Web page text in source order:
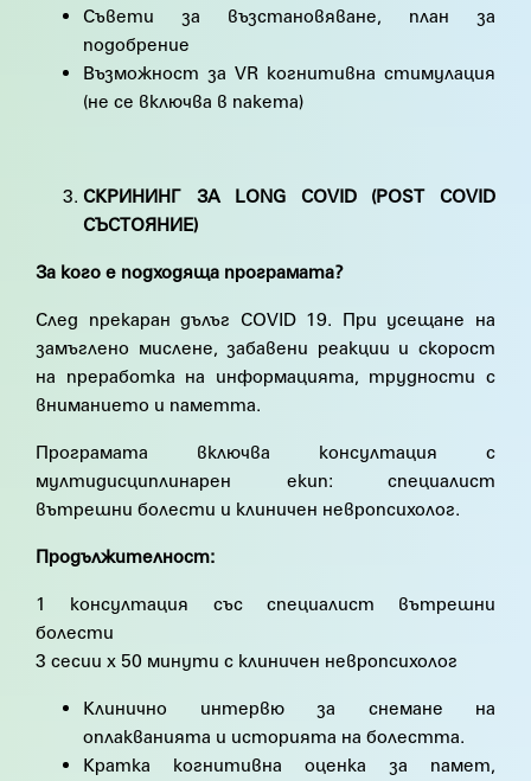
Съвети за възстановяване, план за
подобрение
Възможност за VR когнитивна стимулация
(не се включва в пакета)
СКРИНИНГ ЗА LONG COVID (POST COVID
СЪСТОЯНИЕ)
За кого е подходяща програмата?
След прекаран дълъг COVID 19. При усещане на
замъглено мислене, забавени реакции и скорост
на преработка на информацията, трудности с
вниманието и паметта.
Програмата включва консултация с
мултидисциплинарен екип: специалист
вътрешни болести и клиничен невропсихолог.
Продължителност:
1 консултация със специалист вътрешни
болести
3 сесии х 50 минути с клиничен невропсихолог
Клинично интервю за снемане на
оплакванията и историята на болестта.
Кратка когнитивна оценка за памет,